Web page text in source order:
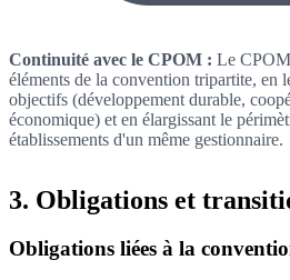
Continuité avec le CPOM : Le
éléments de la convention tripartite, en
objectifs (développement durable,
économique) et en élargissant le
établissements d'un même gestionnaire.
3. Obligations et
Obligations liées à la